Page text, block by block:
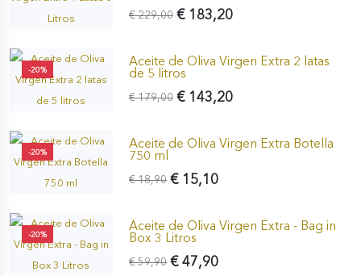
€ 183,20
€ 229,00
-20%
Aceite de Oliva Virgen Extra 2 latas
de 5 litros
€ 143,20
€ 179,00
-20%
Aceite de Oliva Virgen Extra Botella
750 ml
€ 15,10
€ 18,90
-20%
Aceite de Oliva Virgen Extra - Bag in
Box 3 Litros
€ 47,90
€ 59,90